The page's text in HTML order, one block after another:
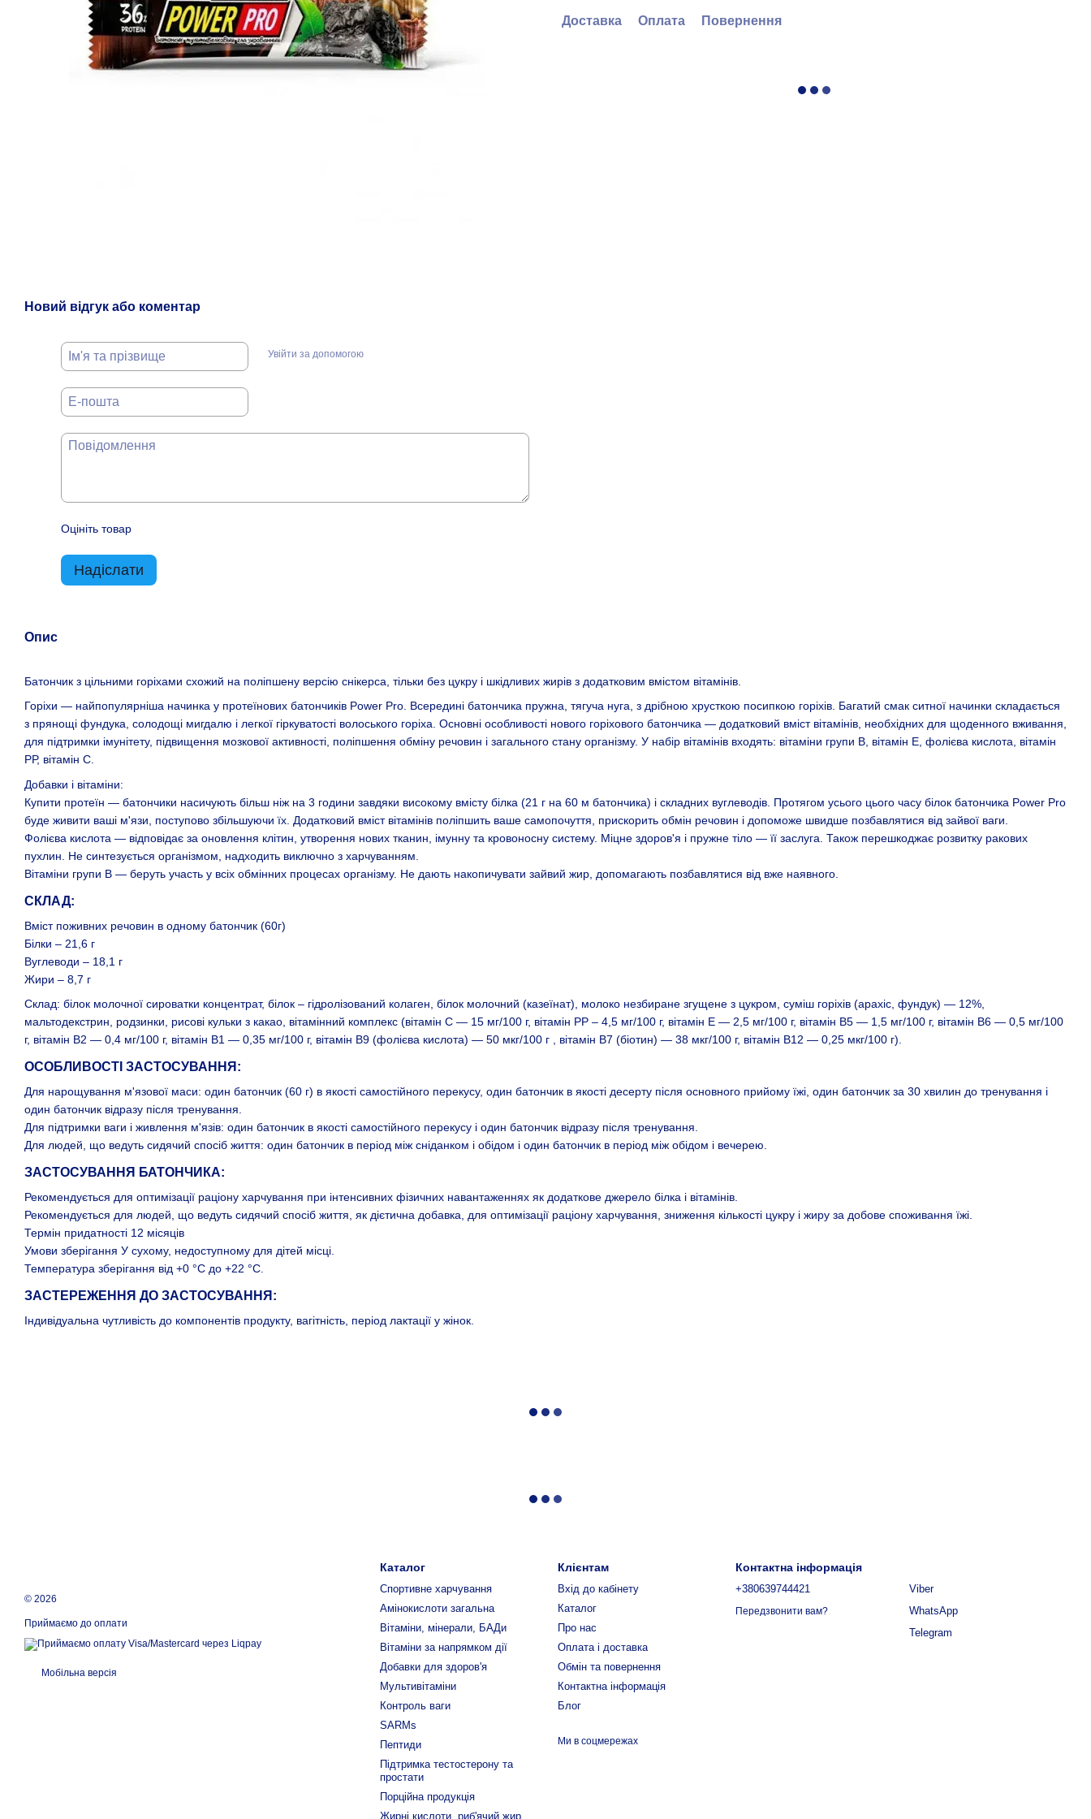
Новий відгук або коментар
Увійти за допомогою
Оцініть товар
Надіслати
Доставка Оплата Повернення
Опис
Батончик з цільними горіхами схожий на поліпшену версію снікерса, тільки без цукру і шкідливих жирів з додатковим вмістом вітамінів.
Горіхи — найпопулярніша начинка у протеїнових батончиків Power Pro. Всередині батончика пружна, тягуча нуга, з дрібною хрусткою посипкою горіхів. Багатий смак ситної начинки складається
з прянощі фундука, солодощі мигдалю і легкої гіркуватості волоського горіха. Основні особливості нового горіхового батончика — додатковий вміст вітамінів, необхідних для щоденного вживання,
для підтримки імунітету, підвищення мозкової активності, поліпшення обміну речовин і загального стану організму. У набір вітамінів входять: вітаміни групи В, вітамін Е, фолієва кислота, вітамін
РР, вітамін С.
Добавки і вітаміни:
Купити протеїн — батончики насичують більш ніж на 3 години завдяки високому вмісту білка (21 г на 60 м батончика) і складних вуглеводів. Протягом усього цього часу білок батончика Power Pro
буде живити ваші м'язи, поступово збільшуючи їх. Додатковий вміст вітамінів поліпшить ваше самопочуття, прискорить обмін речовин і допоможе швидше позбавлятися від зайвої ваги.
Фолієва кислота — відповідає за оновлення клітин, утворення нових тканин, імунну та кровоносну систему. Міцне здоров'я і пружне тіло — її заслуга. Також перешкоджає розвитку ракових
пухлин. Не синтезується організмом, надходить виключно з харчуванням.
Вітаміни групи В — беруть участь у всіх обмінних процесах організму. Не дають накопичувати зайвий жир, допомагають позбавлятися від вже наявного.
СКЛАД:
Вміст поживних речовин в одному батончик (60г)
Білки – 21,6 г
Вуглеводи – 18,1 г
Жири – 8,7 г
Склад: білок молочної сироватки концентрат, білок – гідролізований колаген, білок молочний (казеїнат), молоко незбиране згущене з цукром, суміш горіхів (арахіс, фундук) — 12%,
мальтодекстрин, родзинки, рисові кульки з какао, вітамінний комплекс (вітамін С — 15 мг/100 г, вітамін РР – 4,5 мг/100 г, вітамін Е — 2,5 мг/100 г, вітамін В5 — 1,5 мг/100 г, вітамін В6 — 0,5 мг/100
г, вітамін В2 — 0,4 мг/100 г, вітамін В1 — 0,35 мг/100 г, вітамін В9 (фолієва кислота) — 50 мкг/100 г , вітамін В7 (біотин) — 38 мкг/100 г, вітамін В12 — 0,25 мкг/100 г).
ОСОБЛИВОСТІ ЗАСТОСУВАННЯ:
Для нарощування м'язової маси: один батончик (60 г) в якості самостійного перекусу, один батончик в якості десерту після основного прийому їжі, один батончик за 30 хвилин до тренування і
один батончик відразу після тренування.
Для підтримки ваги і живлення м'язів: один батончик в якості самостійного перекусу і один батончик відразу після тренування.
Для людей, що ведуть сидячий спосіб життя: один батончик в період між сніданком і обідом і один батончик в період між обідом і вечерею.
ЗАСТОСУВАННЯ БАТОНЧИКА:
Рекомендується для оптимізації раціону харчування при інтенсивних фізичних навантаженнях як додаткове джерело білка і вітамінів.
Рекомендується для людей, що ведуть сидячий спосіб життя, як дієтична добавка, для оптимізації раціону харчування, зниження кількості цукру і жиру за добове споживання їжі.
Термін придатності 12 місяців
Умови зберігання У сухому, недоступному для дітей місці.
Температура зберігання від +0 °С до +22 °С.
ЗАСТЕРЕЖЕННЯ ДО ЗАСТОСУВАННЯ:
Індивідуальна чутливість до компонентів продукту, вагітність, період лактації у жінок.
© 2026
Приймаємо до оплати
Мобільна версія
Каталог
Спортивне харчування
Амінокислоти загальна
Вітаміни, мінерали, БАДи
Вітаміни за напрямком дії
Добавки для здоров'я
Мультивітаміни
Контроль ваги
SARMs
Пептиди
Підтримка тестостерону та
простати
Порційна продукція
Жирні кислоти, риб'ячий жир
Клієнтам
Вхід до кабінету
Каталог
Про нас
Оплата і доставка
Обмін та повернення
Контактна інформація
Блог
Ми в соцмережах
Контактна інформація
+380639744421
Передзвонити вам?
Viber
WhatsApp
Telegram